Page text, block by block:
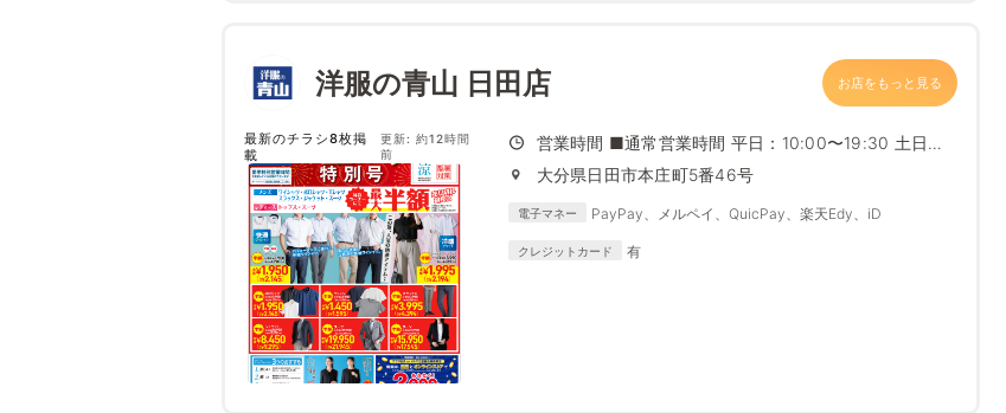
洋服の青山 日田店 お店をもっと見る
最新のチラシ8枚掲
載
更新: 約12時間
前
営業時間 ■通常営業時間 平日：10:00〜19:30 土日祝
日...
大分県日田市本庄町5番46号
電子マネー PayPay、メルペイ、QuicPay、楽天Edy、iD
クレジットカード 有